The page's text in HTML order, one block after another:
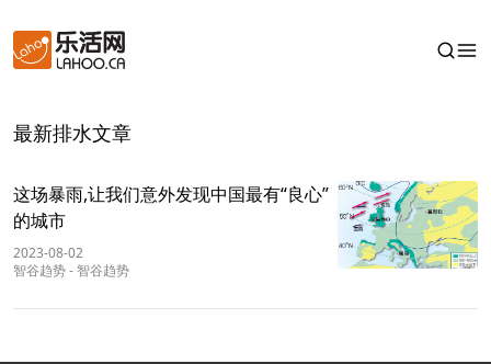
最新排水文章
这场暴雨,让我们意外发现中国最有“良心”
的城市
2023-08-02
智谷趋势- 智谷趋势